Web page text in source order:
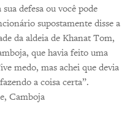
defesa ou você pode
supostamente disse a
da aldeia de Khanat Tom,
que havia feito uma
medo, mas achei que devia
a coisa certa”.
Camboja